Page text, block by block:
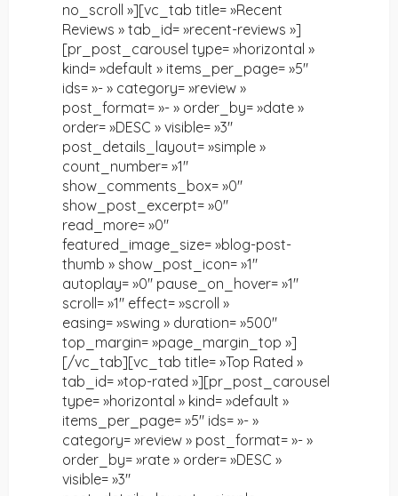
no_scroll »][vc_tab title= »Recent
Reviews » tab_id= »recent-reviews »]
[pr_post_carousel type= »horizontal »
kind= »default » items_per_page= »5″
ids= »- » category= »review »
post_format= »- » order_by= »date »
order= »DESC » visible= »3″
post_details_layout= »simple »
count_number= »1″
show_comments_box= »0″
show_post_excerpt= »0″
read_more= »0″
featured_image_size= »blog-post-
thumb » show_post_icon= »1″
autoplay= »0″ pause_on_hover= »1″
scroll= »1″ effect= »scroll »
easing= »swing » duration= »500″
top_margin= »page_margin_top »]
[/vc_tab][vc_tab title= »Top Rated »
tab_id= »top-rated »][pr_post_carousel
type= »horizontal » kind= »default »
items_per_page= »5″ ids= »- »
category= »review » post_format= »- »
order_by= »rate » order= »DESC »
visible= »3″